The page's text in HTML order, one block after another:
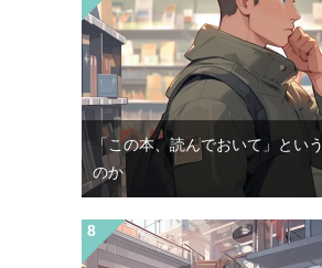
「この本、読んでおいて」とい
のか